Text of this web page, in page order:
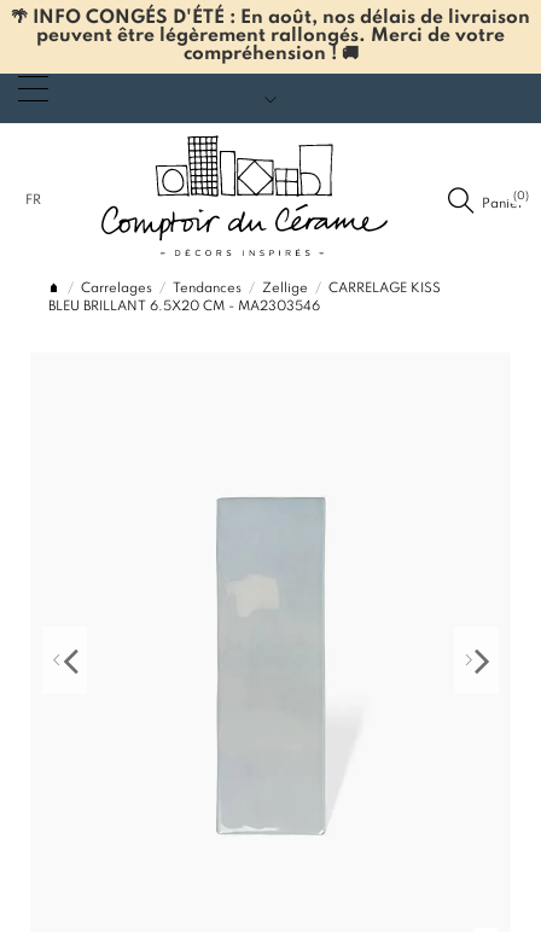
🌴 INFO CONGÉS D'ÉTÉ : En août, nos délais de livraison
peuvent être légèrement rallongés. Merci de votre
compréhension ! 🚚
FR Panier
(0)
Carrelages Tendances Zellige
CARRELAGE KISS
BLEU BRILLANT 6.5X20 CM - MA2303546